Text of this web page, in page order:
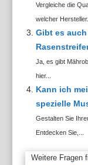
Vergleiche die
welcher Hersteller...
Gibt es
Ja, es gibt
hier...
Kann ich
spezielle
Gestalten Sie
Entdecken Sie,...
Weitere Fragen